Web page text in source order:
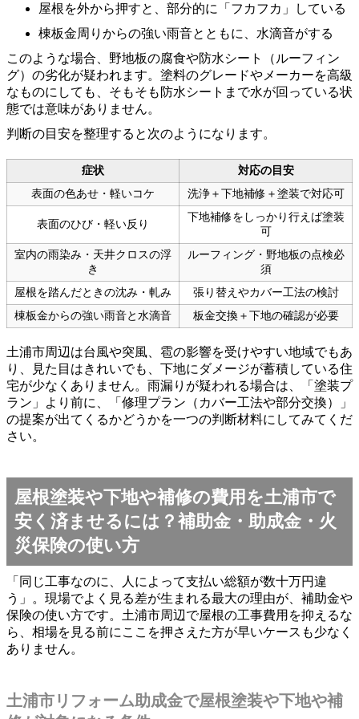
屋根を外から押すと、部分的に「フカフカ」している
棟板金周りからの強い雨音とともに、水滴音がする
このような場合、野地板の腐食や防水シート（ルーフィン
グ）の劣化が疑われます。塗料のグレードやメーカーを高級
なものにしても、そもそも防水シートまで水が回っている状
態では意味がありません。
判断の目安を整理すると次のようになります。
症状
対応の目安
表面の色あせ・軽いコケ
洗浄＋下地補修＋塗装で対応可
表面のひび・軽い反り
下地補修をしっかり行えば塗装
可
室内の雨染み・天井クロスの浮
き
ルーフィング・野地板の点検必
須
屋根を踏んだときの沈み・軋み
張り替えやカバー工法の検討
棟板金からの強い雨音と水滴音
板金交換＋下地の確認が必要
土浦市周辺は台風や突風、雹の影響を受けやすい地域でもあ
り、見た目はきれいでも、下地にダメージが蓄積している住
宅が少なくありません。雨漏りが疑われる場合は、「塗装プ
ラン」より前に、「修理プラン（カバー工法や部分交換）」
の提案が出てくるかどうかを一つの判断材料にしてみてくだ
さい。
屋根塗装や下地や補修の費用を土浦市で
安く済ませるには？補助金・助成金・火
災保険の使い方
「同じ工事なのに、人によって支払い総額が数十万円違
う」。現場でよく見る差が生まれる最大の理由が、補助金や
保険の使い方です。土浦市周辺で屋根の工事費用を抑えるな
ら、相場を見る前にここを押さえた方が早いケースも少なく
ありません。
土浦市リフォーム助成金で屋根塗装や下地や補